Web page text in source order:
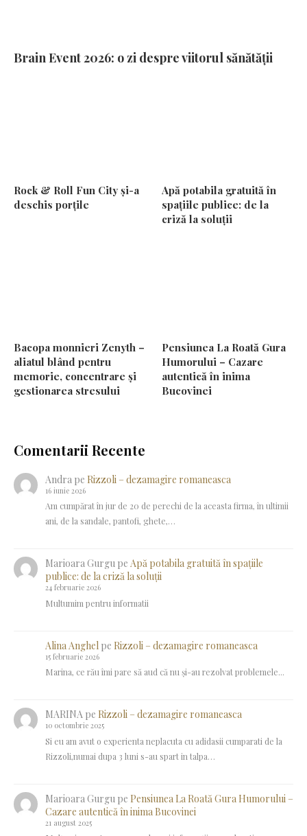
Brain Event 2026: o zi despre viitorul sănătății
Rock & Roll Fun City și-a
deschis porțile
Apă potabila gratuită în
spațiile publice: de la
criză la soluții
Bacopa monnieri Zenyth –
aliatul blând pentru
memorie, concentrare și
gestionarea stresului
Pensiunea La Roată Gura
Humorului – Cazare
autentică în inima
Bucovinei
Comentarii Recente
Andra pe Rizzoli – dezamagire romaneasca
16 iunie 2026
Am cumpărat în jur de 20 de perechi de la aceasta firma, în ultimii
ani, de la sandale, pantofi, ghete,…
Marioara Gurgupe Apă potabila gratuită în spațiile
publice: de la criză la soluții
24 februarie 2026
Multumim pentru informatii
Alina Anghel pe Rizzoli – dezamagire romaneasca
15 februarie 2026
Marina, ce rău îmi pare să aud că nu și-au rezolvat problemele...
MARINApe Rizzoli – dezamagire romaneasca
10 octombrie 2025
Si eu am avut o experienta neplacuta cu adidasii cumparati de la
Rizzoli,numai dupa 3 luni s-au spart in talpa…
Marioara Gurgu pe Pensiunea La Roată Gura Humorului –
Cazare autentică în inima Bucovinei
21 august 2025